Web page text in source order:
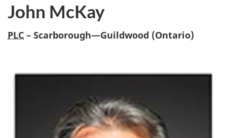
John McKay
PLC – Scarborough—Guildwood (Ontario)